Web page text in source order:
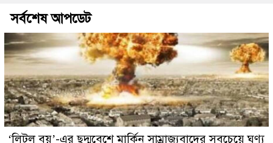
সর্বশেষ আপডেট
‘লিটল বয়’-এর ছদ্মবেশে মার্কিন সাম্রাজ্যবাদের সবচেয়ে ঘৃণ্য